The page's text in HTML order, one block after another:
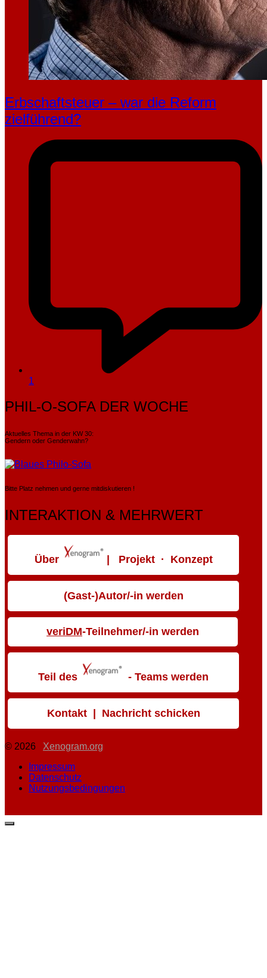
Erbschaftsteuer – war die Reform
zielführend?
1
PHIL-O-SOFA DER WOCHE
Aktuelles Thema in der KW 30:
Gendern oder Genderwahn?
Bitte Platz nehmen und gerne mitdiskutieren !
INTERAKTION & MEHRWERT
Über | Projekt · Konzept
(Gast-)Autor/-in werden
veriDM-Teilnehmer/-in werden
Teil des - Teams werden
Kontakt | Nachricht schicken
© 2026
Xenogram.org
Impressum
Datenschutz
Nutzungsbedingungen